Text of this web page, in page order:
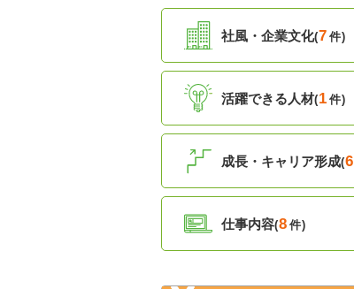
社風・企業文化(7 件)
活躍できる人材(1 件)
成長・キャリア形成(6
仕事内容(8 件)